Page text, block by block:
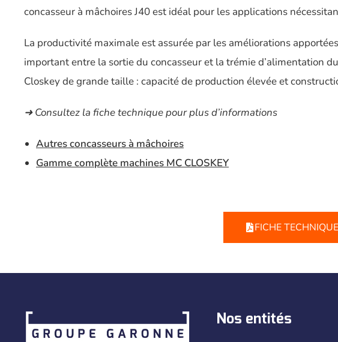
concasseur à mâchoires J40 est idéal pour les applications
La productivité maximale est assurée par les améliorations
important entre la sortie du concasseur et la trémie d’alimentation
Closkey de grande taille : capacité de production élevée et
➜ Consultez la fiche technique pour plus d’informations
Autres concasseurs à mâchoires
Gamme complète machines MC CLOSKEY
FICHE TECHNIQUE
Nos entités